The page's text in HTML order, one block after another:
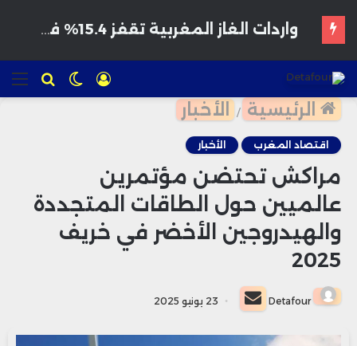
للبحث الوضع
المظلم
تسجيل
الدخول
الرئيسية / الأخبار
اقتصاد المغرب الأخبار
مراكش تحتضن مؤتمرين
عالميين حول الطاقات المتجددة
والهيدروجين الأخضر في خريف
2025
Detafour
أرسل
بريدا
إلكترونيا
23 يونيو 2025